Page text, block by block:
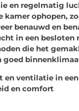
en regelmatig
kamer ophopen,
benauwd en
in een besloten
die het
goed